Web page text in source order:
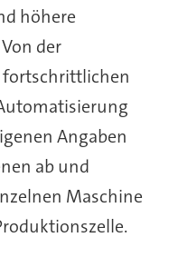
höhere
der
fortschrittlichen
Angaben
ab und
Maschine